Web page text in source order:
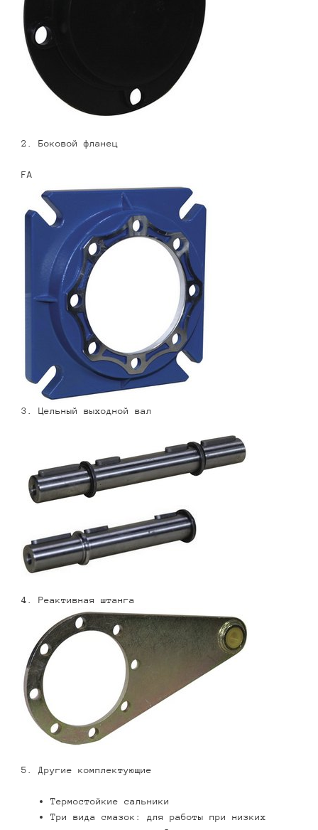
2. Боковой фланец
FA
3. Цельный выходной вал
4. Реактивная штанга
5. Другие комплектующие
Термостойкие сальники
Три вида смазок: для работы при низких